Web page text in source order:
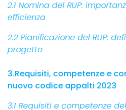
2.1 Nomina del RUP:
efficienza
2.2 Pianificazione del RUP:
progetto
3.Requisiti, competenze e
nuovo codice appalti 2023
3.1 Requisiti e competenze